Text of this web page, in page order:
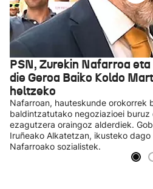
PSN, Zurekin Nafarroa eta
die Geroa Baiko Koldo
heltzeko
Nafarroan, hauteskunde orokorrek
baldintzatutako negoziazioei
ezagutzera oraingoz alderdiek.
Iruñeako Alkatetzan, ikusteko
Nafarroako sozialistek.